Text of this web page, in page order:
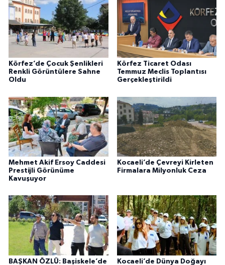
Körfez’de Çocuk Şenlikleri
Renkli Görüntülere Sahne
Oldu
Körfez Ticaret Odası
Temmuz Meclis Toplantısı
Gerçekleştirildi
Mehmet Akif Ersoy Caddesi
Prestijli Görünüme
Kavuşuyor
Kocaeli’de Çevreyi Kirleten
Firmalara Milyonluk Ceza
BAŞKAN ÖZLÜ: Başiskele’de
Kocaeli’de Dünya Doğayı